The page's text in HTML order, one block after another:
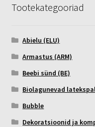
Tootekategooriad
Abielu (ELU)
Armastus (ARM)
Beebi sünd (BE)
Biolagunevad
Bubble
Dekoratsioonid ja